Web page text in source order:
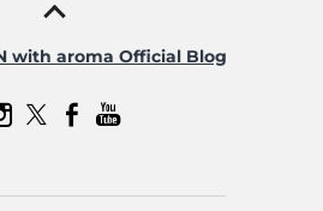
with aroma Official Blog